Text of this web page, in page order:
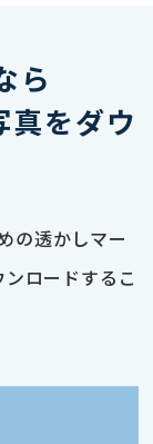
ら
真をダウ
の透かしマー
ロードするこ